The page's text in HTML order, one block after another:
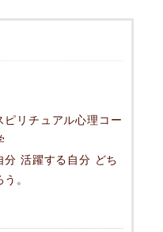
ピリチュアル心理コー
分 活躍する自分 どち
。